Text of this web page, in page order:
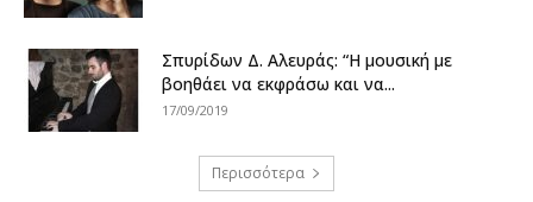
Σπυρίδων Δ. Αλευράς: “Η μουσική με
βοηθάει να εκφράσω και να...
17/09/2019
Περισσότερα